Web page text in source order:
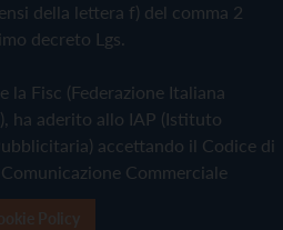
della lettera f) del comma 2
decreto Lgs.
la Fisc (Federazione Italiana
ha aderito allo IAP (Istituto
accettando il Codice di
Commerciale